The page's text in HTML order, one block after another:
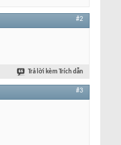
#2
Trả lời kèm Trích dẫn
#3